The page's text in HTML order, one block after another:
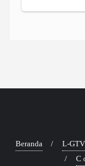
Beranda L-GTV
C